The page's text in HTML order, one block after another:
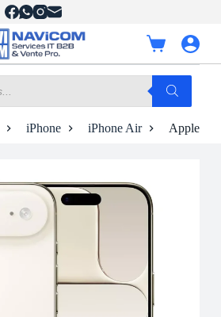
Panier
d’achat
iPhone iPhone Air Apple